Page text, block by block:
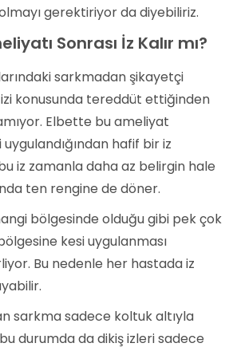
gerektiriyor da diyebiliriz.
Sonrası İz Kalır mı?
sarkmadan şikayetçi
konusunda tereddüt ettiğinden
Elbette bu ameliyat
uygulandığından hafif bir iz
iz zamanla daha az belirgin hale
ten rengine de döner.
bölgesinde olduğu gibi pek çok
kesi uygulanması
Bu nedenle her hastada iz
sarkma sadece koltuk altıyla
bu durumda da dikiş izleri sadece